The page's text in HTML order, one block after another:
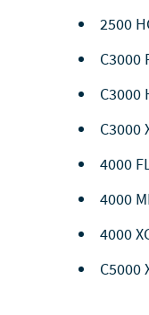
2500
C3000
C3000
C3000
4000
4000
4000
C5000